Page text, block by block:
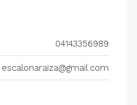
04143356989
escalonaraiza@gmail.com